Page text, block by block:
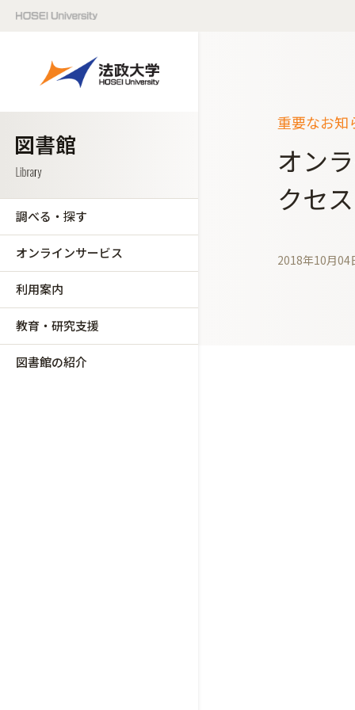
調べる・探す
オンラインサービス
利用案内
教育・研究支援
図書館の紹介
重要なお知
オン
クセ
2018年10月04